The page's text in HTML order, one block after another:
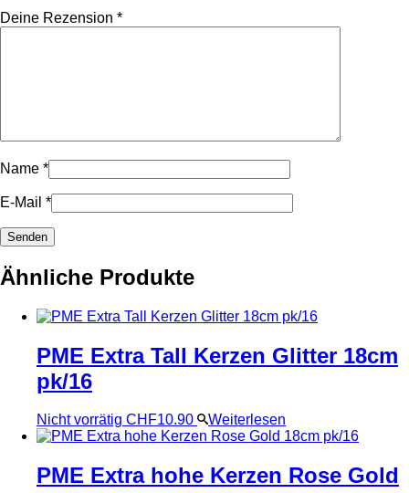
Deine Rezension *
Name *
E-Mail *
Ähnliche Produkte
PME Extra Tall Kerzen Glitter 18cm
pk/16
Nicht vorrätig CHF10.90 Weiterlesen
PME Extra hohe Kerzen Rose Gold